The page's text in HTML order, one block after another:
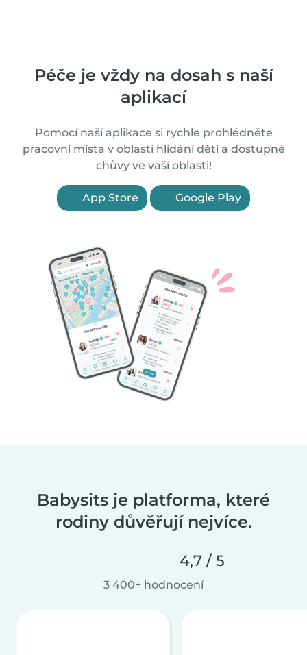
Péče je vždy na dosah s naší
aplikací
Pomocí naší aplikace si rychle prohlédněte
pracovní místa v oblasti hlídání dětí a dostupné
chůvy ve vaší oblasti!
App Store Google Play
Babysits je platforma, které
rodiny důvěřují nejvíce.
4,7 / 5
3 400+ hodnocení